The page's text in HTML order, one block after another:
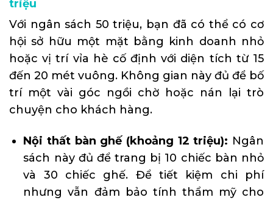
triệu
Với ngân sách 50 triệu, bạn đã có thể có cơ
hội sở hữu một mặt bằng kinh doanh nhỏ
hoặc vị trí vỉa hè cố định với diện tích từ 15
đến 20 mét vuông. Không gian này đủ để bố
trí một vài góc ngồi chờ hoặc nán lại trò
chuyện cho khách hàng.
Nội thất bàn ghế (khoảng 12 triệu): Ngân
sách này đủ để trang bị 10 chiếc bàn nhỏ
và 30 chiếc ghế. Để tiết kiệm chi phí
nhưng vẫn đảm bảo tính thẩm mỹ cho